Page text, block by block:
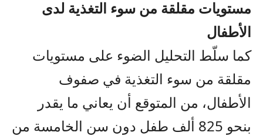
مستويات مقلقة من سوء التغذية لدى
الأطفال
كما سلّط التحليل الضوء على مستويات
مقلقة من سوء التغذية في صفوف
الأطفال، من المتوقع أن يعاني ما يقدر
بنحو 825 ألف طفل دون سن الخامسة من